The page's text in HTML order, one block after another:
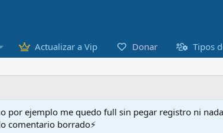
Actualizar a Vip Donar Tipos
ejemplo me quedo full sin pegar registro ni
comentario borrado⚡